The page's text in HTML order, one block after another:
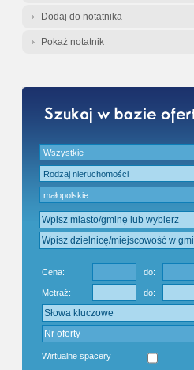
Dodaj do notatnika
Pokaż notatnik
Cena: do:
Metraż: do:
Wirtualne spacery